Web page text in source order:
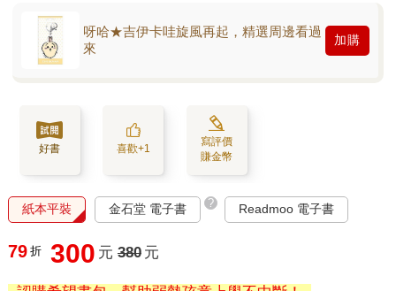
呀哈★吉伊卡哇旋風再起，精選周邊看過
來
加購
好書 喜歡+1
寫評價
賺金幣
紙本平裝 金石堂 電子書 ? Readmoo 電子書
79 折 300 元 380 元